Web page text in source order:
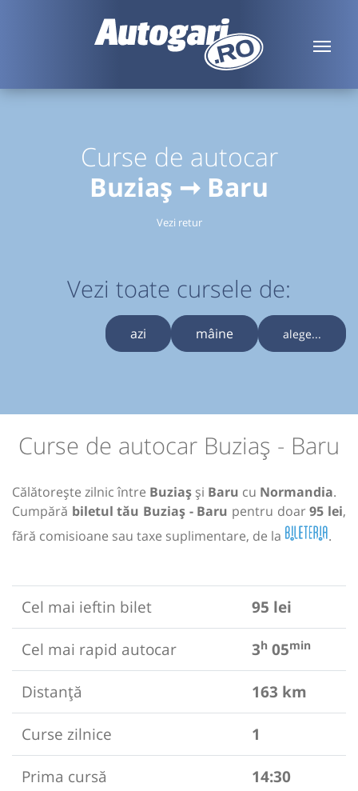
Curse de autocar
Buziaș ➞ Baru
Vezi retur
Vezi toate cursele de:
azi mâine alege...
Curse de autocar Buziaș - Baru
Călătorește zilnic între Buziaș și Baru cu Normandia.
Cumpără biletul tău Buziaș - Baru pentru doar95 lei,
fără comisioane sau taxe suplimentare, de la
.
Cel mai ieftin bilet
95 lei
Cel mai rapid autocar
3h 05min
Distanță
163 km
Curse zilnice
1
Prima cursă
14:30